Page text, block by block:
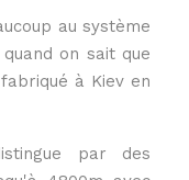
au système
on sait que
à Kiev en
par des